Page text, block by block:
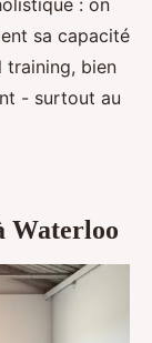
: on
sa capacité
training, bien
- surtout au
Waterloo